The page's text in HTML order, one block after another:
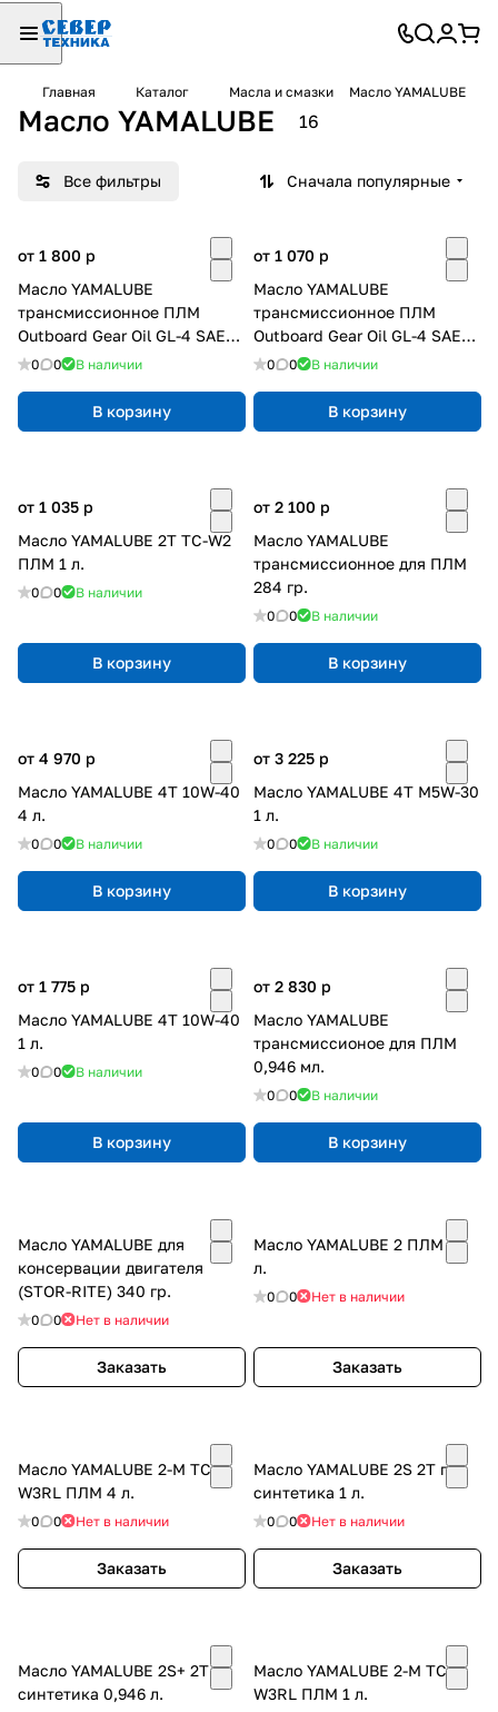
Главная Каталог Масла и смазки Масло YAMALUBE
Масло YAMALUBE 16
Все фильтры Сначала популярные
от 1 800 p
Масло YAMALUBE
трансмиссионное ПЛМ
Outboard Gear Oil GL-4 SAE
90 750 мл.
0 0 В наличии
В корзину
от 1 070 p
Масло YAMALUBE
трансмиссионное ПЛМ
Outboard Gear Oil GL-4 SAE
90 350 мл.
0 0 В наличии
В корзину
от 1 035 p
Масло YAMALUBE 2T TC-W2
ПЛМ 1 л.
0 0 В наличии
В корзину
от 2 100 p
Масло YAMALUBE
трансмиссионное для ПЛМ
284 гр.
0 0 В наличии
В корзину
от 4 970 p
Масло YAMALUBE 4Т 10W-40
4 л.
0 0 В наличии
В корзину
от 3 225 p
Масло YAMALUBE 4Т M5W-30
1 л.
0 0 В наличии
В корзину
от 1 775 p
Масло YAMALUBE 4Т 10W-40
1 л.
0 0 В наличии
В корзину
от 2 830 p
Масло YAMALUBE
трансмиссионое для ПЛМ
0,946 мл.
0 0 В наличии
В корзину
Масло YAMALUBE для
консервации двигателя
(STOR-RITE) 340 гр.
0 0 Нет в наличии
Заказать
Масло YAMALUBE 2 ПЛМ 20
л.
0 0 Нет в наличии
Заказать
Масло YAMALUBE 2-М TC-
W3RL ПЛМ 4 л.
0 0 Нет в наличии
Заказать
Масло YAMALUBE 2S 2T п/
синтетика 1 л.
0 0 Нет в наличии
Заказать
Масло YAMALUBE 2S+ 2T
синтетика 0,946 л.
Масло YAMALUBE 2-М TC-
W3RL ПЛМ 1 л.